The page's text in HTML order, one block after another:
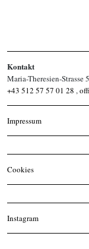
Kontakt
Maria-Theresien-Strasse
+43 512 57 57 01 28 ,
Impressum
Cookies
Instagram